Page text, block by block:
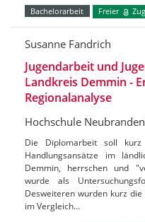
Bachelorarbeit Freier
Susanne Fandrich
Jugendarbeit und
Landkreis Demmin -
Regionalanalyse
Hochschule
Die Diplomarbeit soll
Handlungsansätze im
Demmin, herrschen und
wurde als
Desweiteren wurden kurz
im Vergleich…